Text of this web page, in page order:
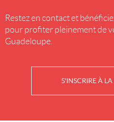
Restez en contact et
pour profiter pleinement de
Guadeloupe.
S'INSCRIRE À